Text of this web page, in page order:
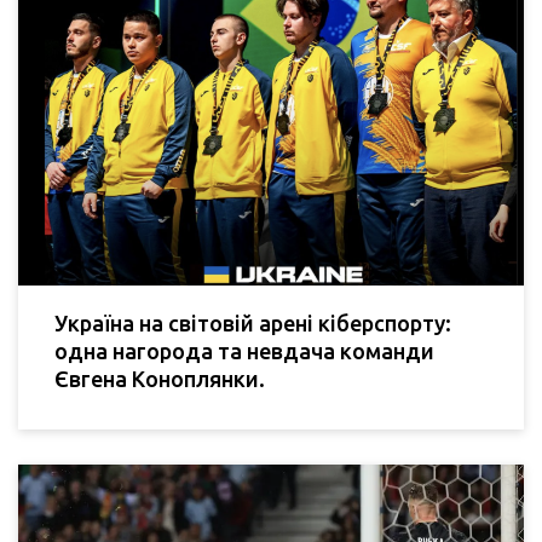
Україна на світовій арені кіберспорту:
одна нагорода та невдача команди
Євгена Коноплянки.